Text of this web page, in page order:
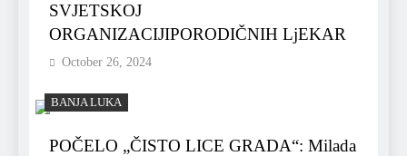
SVJETSKOJ
ORGANIZACIJIPORODIČNIH LjEKAR
October 26, 2024
BANJA LUKA
POČELO „ČISTO LICE GRADA“: Milada